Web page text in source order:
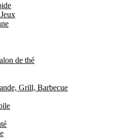
de thé
Grill, Barbecue